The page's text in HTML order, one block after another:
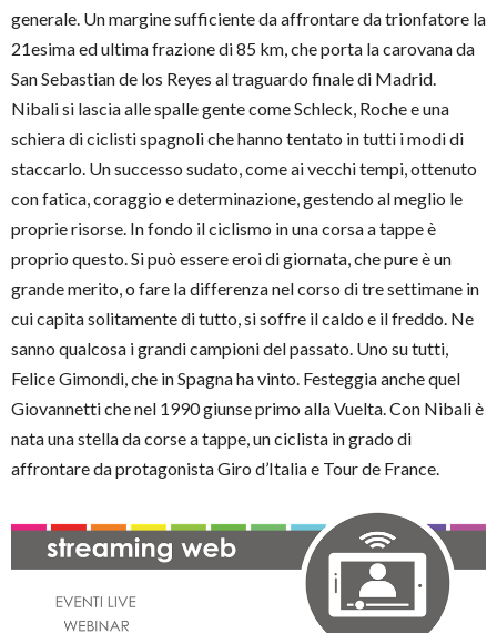
generale. Un margine sufficiente da affrontare da trionfatore la
21esima ed ultima frazione di 85 km, che porta la carovana da
San Sebastian de los Reyes al traguardo finale di Madrid.
Nibali si lascia alle spalle gente come Schleck, Roche e una
schiera di ciclisti spagnoli che hanno tentato in tutti i modi di
staccarlo. Un successo sudato, come ai vecchi tempi, ottenuto
con fatica, coraggio e determinazione, gestendo al meglio le
proprie risorse. In fondo il ciclismo in una corsa a tappe è
proprio questo. Si può essere eroi di giornata, che pure è un
grande merito, o fare la differenza nel corso di tre settimane in
cui capita solitamente di tutto, si soffre il caldo e il freddo. Ne
sanno qualcosa i grandi campioni del passato. Uno su tutti,
Felice Gimondi, che in Spagna ha vinto. Festeggia anche quel
Giovannetti che nel 1990 giunse primo alla Vuelta. Con Nibali è
nata una stella da corse a tappe, un ciclista in grado di
affrontare da protagonista Giro d’Italia e Tour de France.